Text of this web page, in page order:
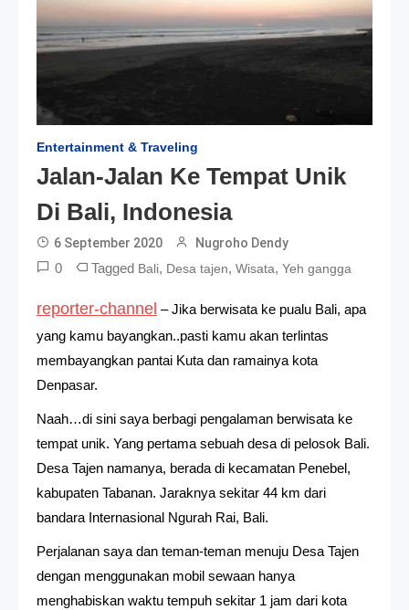
Entertainment & Traveling
Jalan-Jalan Ke Tempat Unik
Di Bali, Indonesia
6 September 2020 Nugroho Dendy
0 Tagged Bali, Desa tajen, Wisata, Yeh gangga
reporter-channel – Jika berwisata ke pualu Bali, apa
yang kamu bayangkan..pasti kamu akan terlintas
membayangkan pantai Kuta dan ramainya kota
Denpasar.
Naah…di sini saya berbagi pengalaman berwisata ke
tempat unik. Yang pertama sebuah desa di pelosok Bali.
Desa Tajen namanya, berada di kecamatan Penebel,
kabupaten Tabanan. Jaraknya sekitar 44 km dari
bandara Internasional Ngurah Rai, Bali.
Perjalanan saya dan teman-teman menuju Desa Tajen
dengan menggunakan mobil sewaan hanya
menghabiskan waktu tempuh sekitar 1 jam dari kota